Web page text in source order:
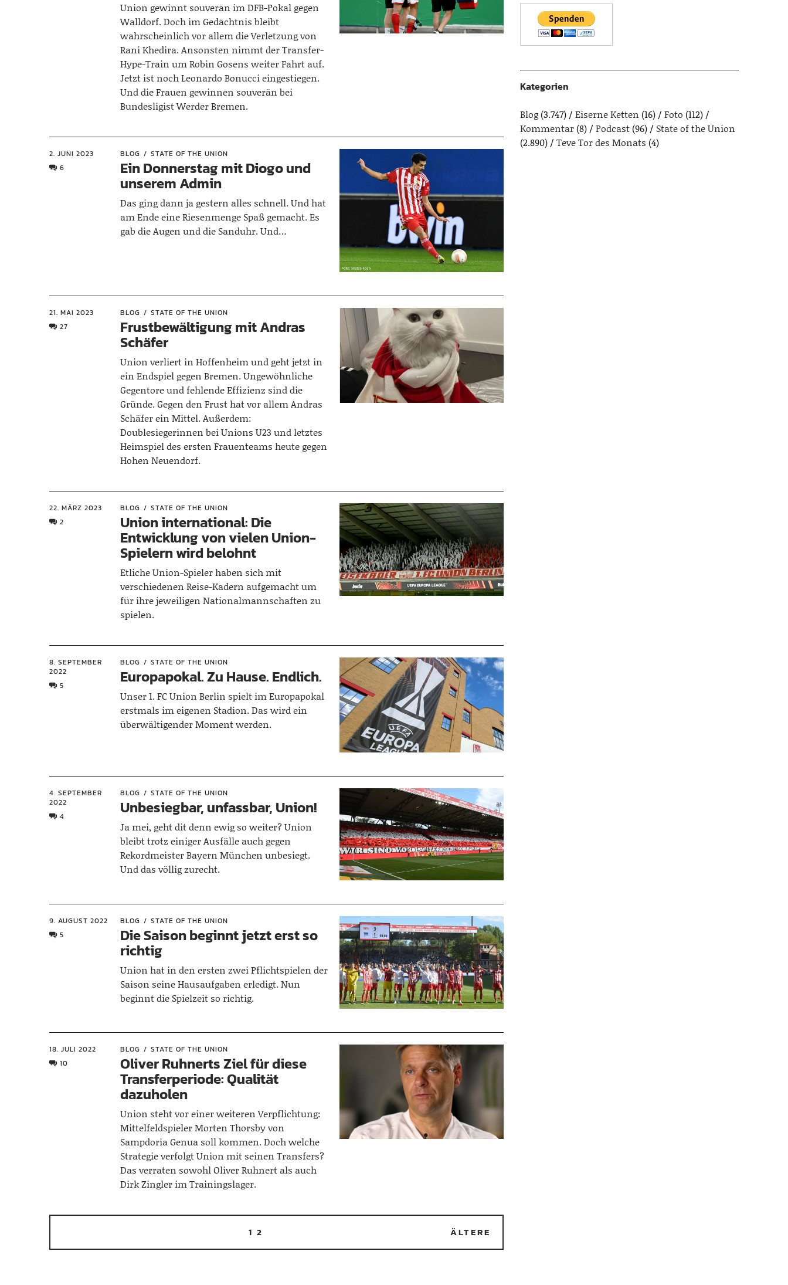
Union gewinnt souverän im DFB-Pokal gegen
Walldorf. Doch im Gedächtnis bleibt
wahrscheinlich vor allem die Verletzung von
Rani Khedira. Ansonsten nimmt der Transfer-
Hype-Train um Robin Gosens weiter Fahrt auf.
Jetzt ist noch Leonardo Bonucci eingestiegen.
Und die Frauen gewinnen souverän bei
Bundesligist Werder Bremen.
2. JUNI 2023
6
BLOG STATE OF THE UNION
Ein Donnerstag mit Diogo und
unserem Admin
Das ging dann ja gestern alles schnell. Und hat
am Ende eine Riesenmenge Spaß gemacht. Es
gab die Augen und die Sanduhr. Und…
21. MAI 2023
27
BLOG STATE OF THE UNION
Frustbewältigung mit Andras
Schäfer
Union verliert in Hoffenheim und geht jetzt in
ein Endspiel gegen Bremen. Ungewöhnliche
Gegentore und fehlende Effizienz sind die
Gründe. Gegen den Frust hat vor allem Andras
Schäfer ein Mittel. Außerdem:
Doublesiegerinnen bei Unions U23 und letztes
Heimspiel des ersten Frauenteams heute gegen
Hohen Neuendorf.
22. MÄRZ 2023
2
BLOG STATE OF THE UNION
Union international: Die
Entwicklung von vielen Union-
Spielern wird belohnt
Etliche Union-Spieler haben sich mit
verschiedenen Reise-Kadern aufgemacht um
für ihre jeweiligen Nationalmannschaften zu
spielen.
8. SEPTEMBER
2022
5
BLOG STATE OF THE UNION
Europapokal. Zu Hause. Endlich.
Unser 1. FC Union Berlin spielt im Europapokal
erstmals im eigenen Stadion. Das wird ein
überwältigender Moment werden.
4. SEPTEMBER
2022
4
BLOG STATE OF THE UNION
Unbesiegbar, unfassbar, Union!
Ja mei, geht dit denn ewig so weiter? Union
bleibt trotz einiger Ausfälle auch gegen
Rekordmeister Bayern München unbesiegt.
Und das völlig zurecht.
9. AUGUST 2022
5
BLOG STATE OF THE UNION
Die Saison beginnt jetzt erst so
richtig
Union hat in den ersten zwei Pflichtspielen der
Saison seine Hausaufgaben erledigt. Nun
beginnt die Spielzeit so richtig.
18. JULI 2022
10
BLOG STATE OF THE UNION
Oliver Ruhnerts Ziel für diese
Transferperiode: Qualität
dazuholen
Union steht vor einer weiteren Verpflichtung:
Mittelfeldspieler Morten Thorsby von
Sampdoria Genua soll kommen. Doch welche
Strategie verfolgt Union mit seinen Transfers?
Das verraten sowohl Oliver Ruhnert als auch
Dirk Zingler im Trainingslager.
1 2 ÄLTERE
Kategorien
Blog(3.747) Eiserne Ketten (16) Foto (112)
Kommentar(8) Podcast(96)
State of the Union
(2.890)
Teve Tor des Monats (4)